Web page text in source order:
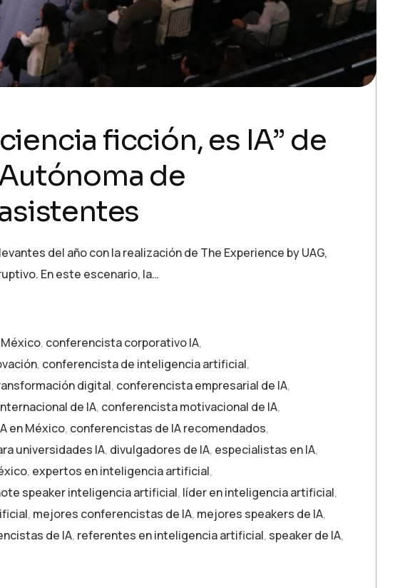
ficción, es IA” de
de
del año con la realización de The Experience by UAG,
En este escenario, la…
, conferencista corporativo IA,
, conferencista de inteligencia artificial,
digital, conferencista empresarial de IA,
de IA, conferencista motivacional de IA,
en México, conferencistas de IA recomendados,
universidades IA, divulgadores de IA, especialistas en IA,
, expertos en inteligencia artificial,
speaker inteligencia artificial, líder en inteligencia artificial,
, mejores conferencistas de IA, mejores speakers de IA,
de IA, referentes en inteligencia artificial, speaker de IA,